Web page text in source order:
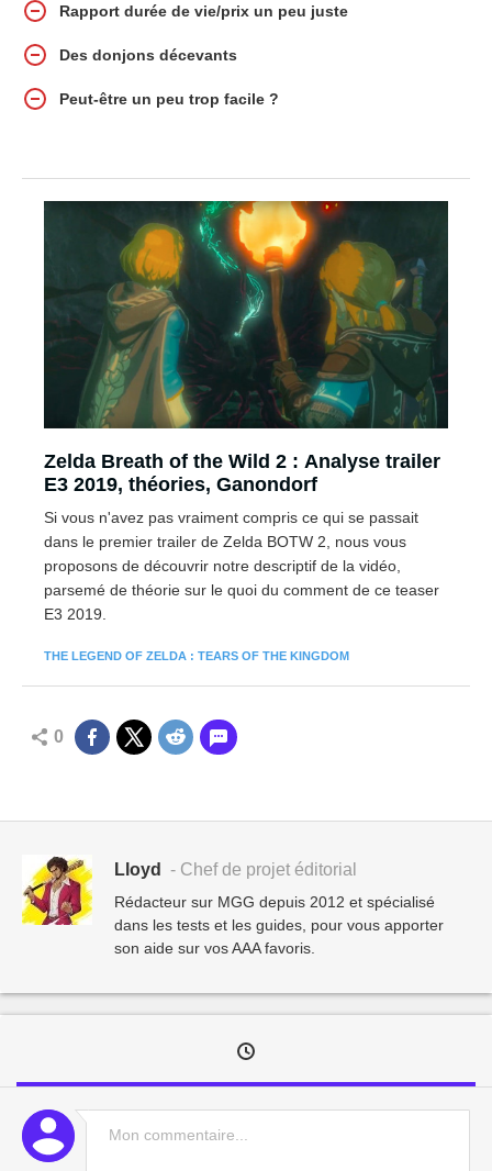
Rapport durée de vie/prix un peu juste
Des donjons décevants
Peut-être un peu trop facile ?
Zelda Breath of the Wild 2 : Analyse trailer
E3 2019, théories, Ganondorf
Si vous n'avez pas vraiment compris ce qui se passait
dans le premier trailer de Zelda BOTW 2, nous vous
proposons de découvrir notre descriptif de la vidéo,
parsemé de théorie sur le quoi du comment de ce teaser
E3 2019.
THE LEGEND OF ZELDA : TEARS OF THE KINGDOM
0
Lloyd - Chef de projet éditorial
Rédacteur sur MGG depuis 2012 et spécialisé
dans les tests et les guides, pour vous apporter
son aide sur vos AAA favoris.